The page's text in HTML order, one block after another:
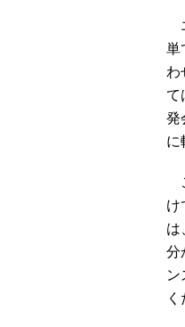
単
わ
て
発
に
け
は
分
ン
く